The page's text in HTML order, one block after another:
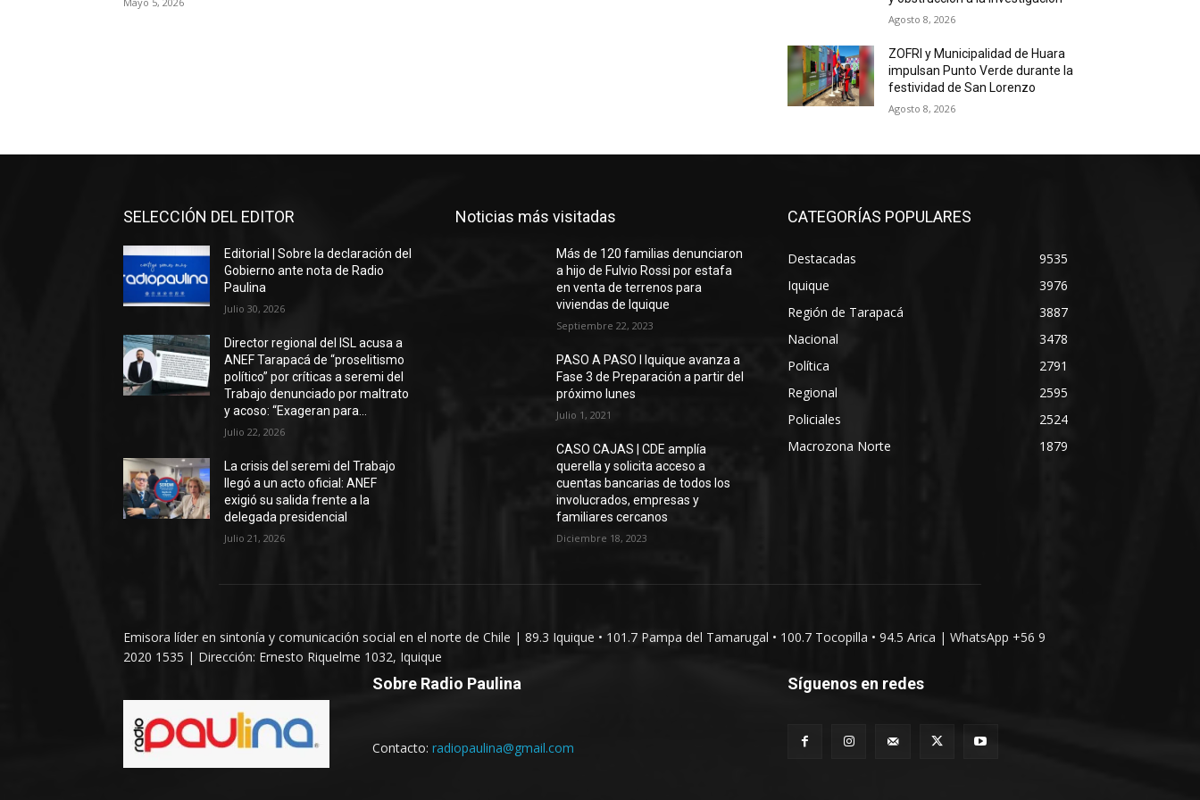
Agosto 8, 2026
ZOFRI y Municipalidad de Huara
impulsan Punto Verde durante la
festividad de San Lorenzo
Agosto 8, 2026
SELECCIÓN DEL EDITOR
Editorial | Sobre la declaración del
Gobierno ante nota de Radio
Paulina
Julio 30, 2026
Director regional del ISL acusa a
ANEF Tarapacá de “proselitismo
político” por críticas a seremi del
Trabajo denunciado por maltrato
y acoso: “Exageran para...
Julio 22, 2026
La crisis del seremi del Trabajo
llegó a un acto oficial: ANEF
exigió su salida frente a la
delegada presidencial
Julio 21, 2026
Noticias más visitadas
Más de 120 familias denunciaron
a hijo de Fulvio Rossi por estafa
en venta de terrenos para
viviendas de Iquique
Septiembre 22, 2023
PASO A PASO I Iquique avanza a
Fase 3 de Preparación a partir del
próximo lunes
Julio 1, 2021
CASO CAJAS | CDE amplía
querella y solicita acceso a
cuentas bancarias de todos los
involucrados, empresas y
familiares cercanos
Diciembre 18, 2023
CATEGORÍAS POPULARES
Destacadas
9535
Iquique
3976
Región de Tarapacá
3887
Nacional
3478
Política
2791
Regional
2595
Policiales
2524
Macrozona Norte
1879
Emisora líder en sintonía y comunicación social en el norte de Chile | 89.3 Iquique • 101.7 Pampa del Tamarugal • 100.7 Tocopilla • 94.5 Arica | WhatsApp +56 9
2020 1535 | Dirección: Ernesto Riquelme 1032, Iquique
Sobre Radio Paulina
Contacto: radiopaulina@gmail.com
Síguenos en redes